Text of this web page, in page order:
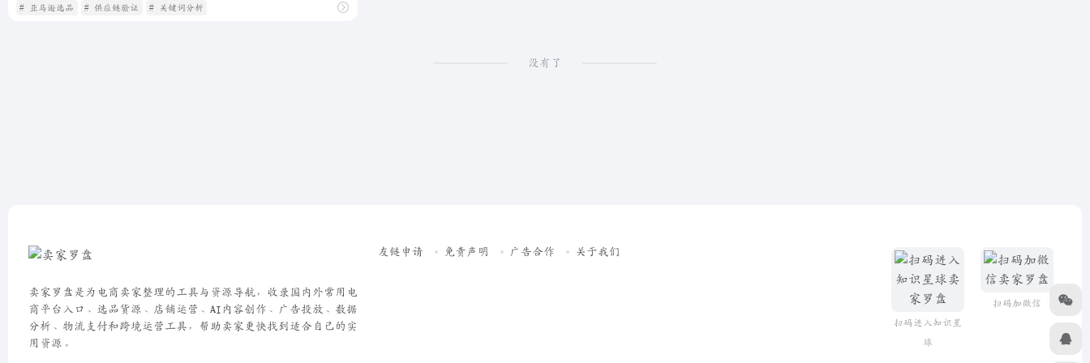
# 亚马逊选品 # 供应链验证 # 关键词分析
没有了
卖家罗盘是为电商卖家整理的工具与资源导航，收录国内外常用电
商平台入口、选品货源、店铺运营、AI内容创作、广告投放、数据
分析、物流支付和跨境运营工具，帮助卖家更快找到适合自己的实
用资源。
友链申请 免责声明 广告合作 关于我们
扫码进入知识星
球
扫码加微信